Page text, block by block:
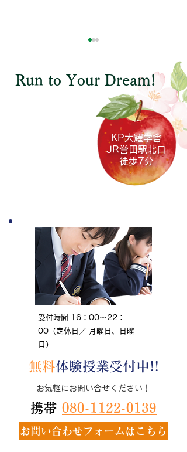
高校サイト 令和8年度受験
用 一般入学者選抜の選抜・評
価方法 https://cms1.chiba-
h/wysiwyg/file/download/31/1
KP大耀学舎
JR誉田駅北口
徒歩7分
Run to Your Dream!
受付時間 16：00～22：
00（定休日／ 月曜日、日曜
日）
無料体験授業受付中!!
お気軽にお問い合せください！
携帯 080-1122-0139
お問い合わせフォームはこちら